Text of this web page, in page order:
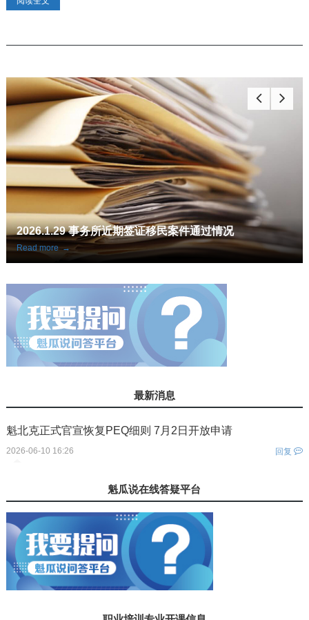
策类新闻不会占很大的版面，但是
2026.1.29 事务所近期签证移民案件通过情况
Read more →
最新消息
魁北克正式官宣恢复PEQ细则 7月2日开放申请
2026-06-10 16:26
回复
魁瓜说在线答疑平台